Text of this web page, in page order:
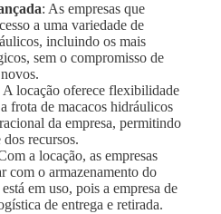
: As empresas que
a uma variedade de
incluindo os mais
sem o compromisso de
A locação oferece flexibilidade
frota de macacos hidráulicos
da empresa, permitindo
recursos.
a locação, as empresas
com o armazenamento do
em uso, pois a empresa de
de entrega e retirada.